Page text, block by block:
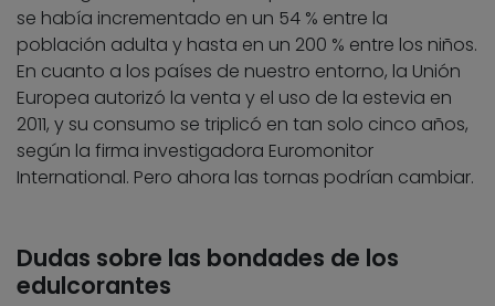
se había incrementado en un 54 % entre la
población adulta y hasta en un 200 % entre los niños.
En cuanto a los países de nuestro entorno, la Unión
Europea autorizó la venta y el uso de la estevia en
2011, y su consumo se triplicó en tan solo cinco años,
según la firma investigadora Euromonitor
International. Pero ahora las tornas podrían cambiar.
Dudas sobre las bondades de los
edulcorantes